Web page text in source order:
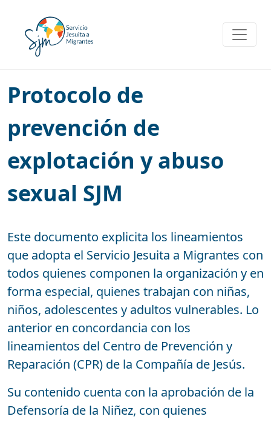
content
Protocolo de
prevención de
explotación y abuso
sexual SJM
Este documento explicita los lineamientos
que adopta el Servicio Jesuita a Migrantes con
todos quienes componen la organización y en
forma especial, quienes trabajan con niñas,
niños, adolescentes y adultos vulnerables. Lo
anterior en concordancia con los
lineamientos del Centro de Prevención y
Reparación (CPR) de la Compañía de Jesús.
Su contenido cuenta con la aprobación de la
Defensoría de la Niñez, con quienes